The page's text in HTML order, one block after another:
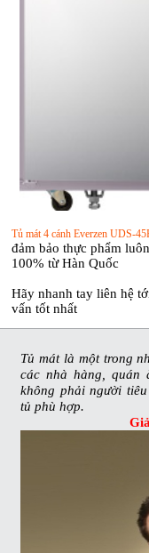
Tủ mát 4 cánh Everzen UDS-
đảm bảo thực phẩm
100% từ Hàn Quốc
Hãy nhanh tay liên hệ
vấn tốt nhất
Tủ mát là một trong
các nhà hàng, quán
không phải người
tủ phù hợp.